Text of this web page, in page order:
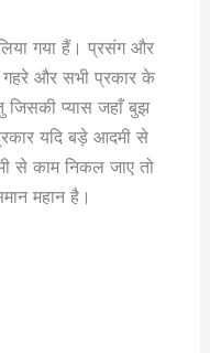
लिया गया हैं। प्रसंग और
गहरे और सभी प्रकार के
जिसकी प्यास जहाँ बुझ
यदि बड़े आदमी से
से काम निकल जाए तो
महान है।